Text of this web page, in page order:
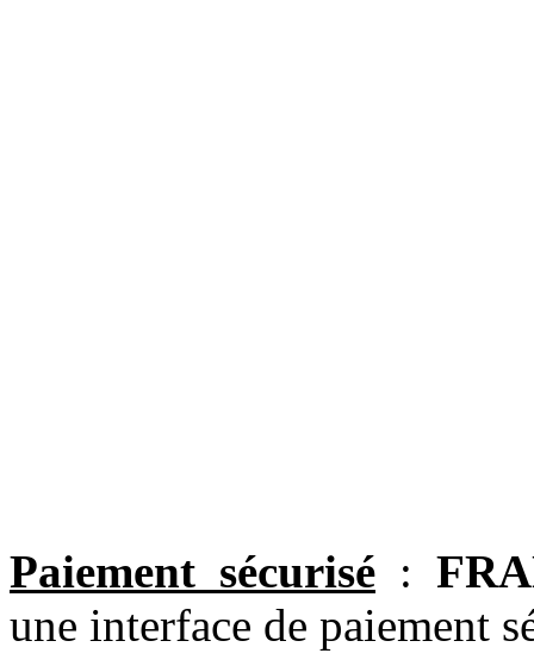
Paiement sécurisé :
une interface de paiement